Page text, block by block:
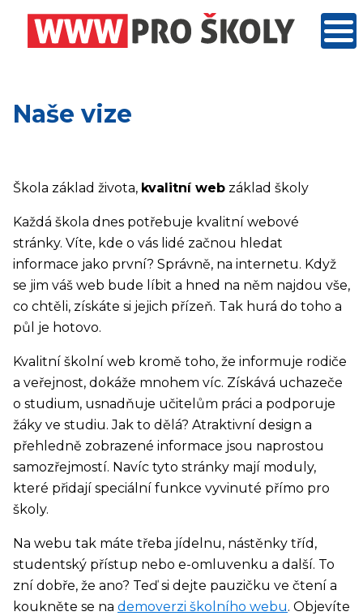
Naše vize
Škola základ života, kvalitní web základ školy
Každá škola dnes potřebuje kvalitní webové
stránky. Víte, kde o vás lidé začnou hledat
informace jako první? Správně, na internetu. Když
se jim váš web bude líbit a hned na něm najdou vše,
co chtěli, získáte si jejich přízeň. Tak hurá do toho a
půl je hotovo.
Kvalitní školní web kromě toho, že informuje rodiče
a veřejnost, dokáže mnohem víc. Získává uchazeče
o studium, usnadňuje učitelům práci a podporuje
žáky ve studiu. Jak to dělá? Atraktivní design a
přehledně zobrazené informace jsou naprostou
samozřejmostí. Navíc tyto stránky mají moduly,
které přidají speciální funkce vyvinuté přímo pro
školy.
Na webu tak máte třeba jídelnu, nástěnky tříd,
studentský přístup nebo e-omluvenku a další. To
zní dobře, že ano? Teď si dejte pauzičku ve čtení a
koukněte se na demoverzi školního webu. Objevíte